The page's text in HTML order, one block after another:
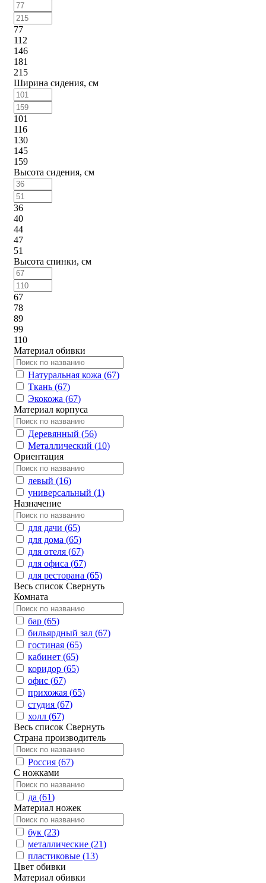
77
112
146
181
215
Ширина сидения, см
101
116
130
145
159
Высота сидения, см
36
40
44
47
51
Высота спинки, см
67
78
89
99
110
Материал обивки
Натуральная кожа (67)
Ткань (67)
Экокожа (67)
Материал корпуса
Деревянный (56)
Металлический (10)
Ориентация
левый (16)
универсальный (1)
Назначение
для дачи (65)
для дома (65)
для отеля (67)
для офиса (67)
для ресторана (65)
Весь список Свернуть
Комната
бар (65)
бильярдный зал (67)
гостиная (65)
кабинет (65)
коридор (65)
офис (67)
прихожая (65)
студия (67)
холл (67)
Весь список Свернуть
Страна производитель
Россия (67)
С ножками
да (61)
Материал ножек
бук (23)
металлические (21)
пластиковые (13)
Цвет обивки
Материал обивки